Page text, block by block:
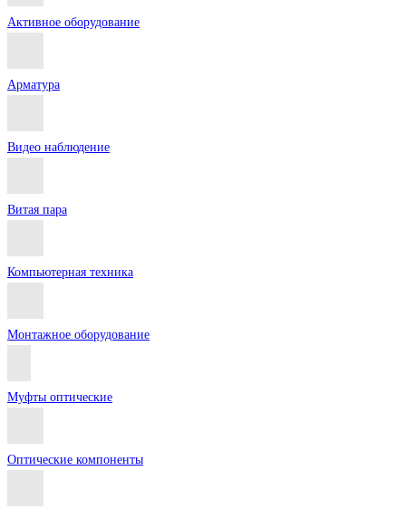
Активное оборудование
Арматура
Видео наблюдение
Витая пара
Компьютерная техника
Монтажное оборудование
Муфты оптические
Оптические компоненты